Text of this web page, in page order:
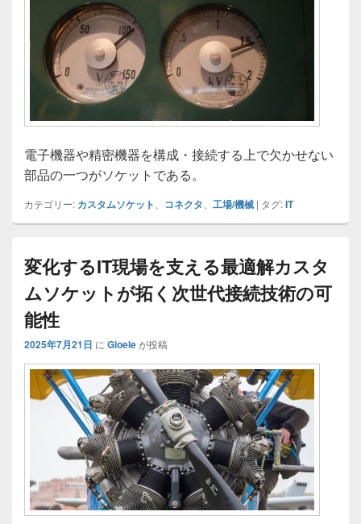
電子機器や精密機器を構成・接続する上で欠かせない
部品の一つがソケットである。
カテゴリー: カスタムソケット コネクタ 工場/機械 | タグ:IT
変化するIT現場を支える最適解カスタ
ムソケットが拓く次世代接続技術の可
能性
2025年7月21日 に Gioeleが投稿